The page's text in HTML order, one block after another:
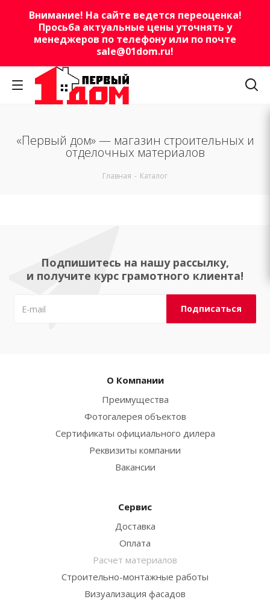
Внимание! На сайте ведется переоценка!
Просьба актуальные цены уточнять у
менеджеров по телефону или по почте
sale@01dom.ru!
«Первый дом» — магазин строительных и
отделочных материалов
Главная - Каталог
Подпишитесь на нашу рассылку,
и получите курс грамотного клиента!
О Компании
Преимущества
Фотогалерея объектов
Сертификаты официального дилера
Реквизиты компании
Вакансии
Сервис
Доставка
Оплата
Расчет материалов
Строительно-монтажные работы
Визуализация фасадов